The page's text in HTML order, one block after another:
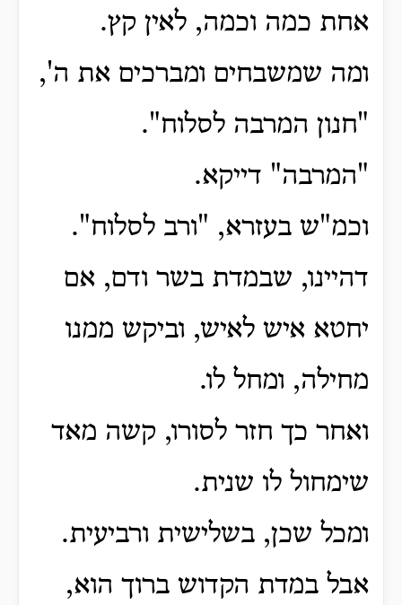
אחת כמה וכמה, לאין קץ.
ומה שמשבחים ומברכים את ה',
"חנון המרבה לסלוח".
"המרבה" דייקא.
וכמ"ש בעזרא, "ורב לסלוח".
דהיינו, שבמדת בשר ודם, אם
יחטא איש לאיש, וביקש ממנו
מחילה, ומחל לו.
ואחר כך חזר לסורו, קשה מאד
שימחול לו שנית.
ומכל שכן, בשלישית ורביעית.
אבל במדת הקדוש ברוך הוא,